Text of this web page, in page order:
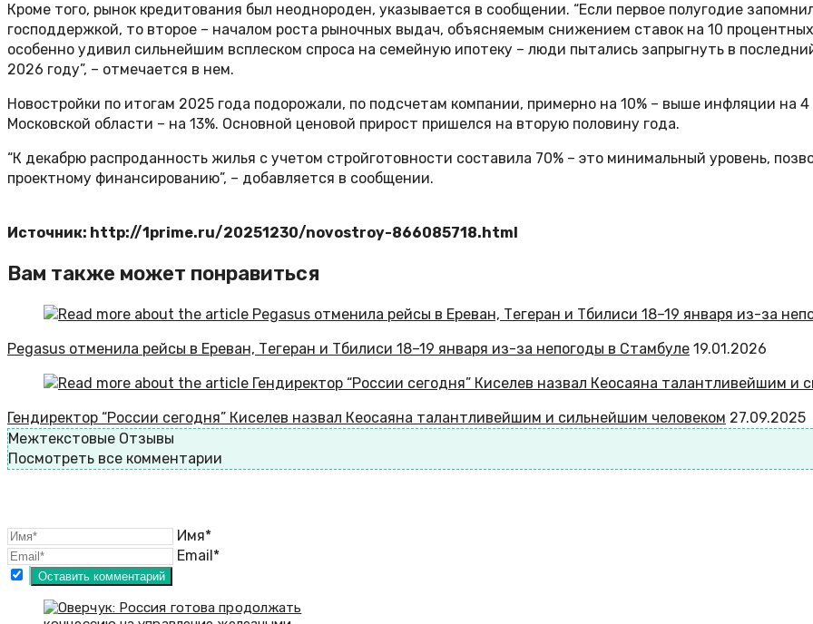
Кроме того, рынок кредитования был неоднороден, указывается в сообщении. “Если первое полугодие
господдержкой, то второе – началом роста рыночных выдач, объясняемым снижением ставок на 10
особенно удивил сильнейшим всплеском спроса на семейную ипотеку – люди пытались запрыгнуть в
2026 году”, – отмечается в нем.
Новостройки по итогам 2025 года подорожали, по подсчетам компании, примерно на 10% – выше инфляции на
Московской области – на 13%. Основной ценовой прирост пришелся на вторую половину года.
“К декабрю распроданность жилья с учетом стройготовности составила 70% – это минимальный уровень,
проектному финансированию”, – добавляется в сообщении.
Источник: http://1prime.ru/20251230/novostroy-866085718.html
Вам также может понравиться
Pegasus отменила рейсы в Ереван, Тегеран и Тбилиси 18–19 января из-за непогоды в Стамбуле 19.01.2026
Гендиректор “России сегодня” Киселев назвал Кеосаяна талантливейшим и сильнейшим человеком 27.09.2025
Межтекстовые Отзывы
Посмотреть все комментарии
Имя*
Email*